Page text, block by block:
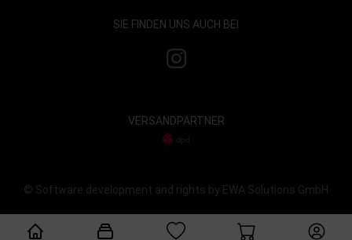
SIE FINDEN UNS AUCH BEI
VERSANDPARTNER
© Software development and rights by EWA Solutions GmbH